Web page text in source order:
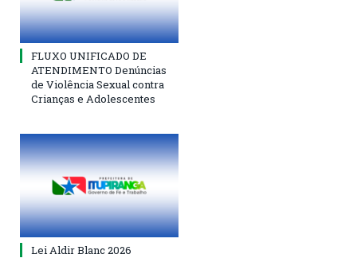
FLUXO UNIFICADO DE
ATENDIMENTO Denúncias
de Violência Sexual contra
Crianças e Adolescentes
Lei Aldir Blanc 2026